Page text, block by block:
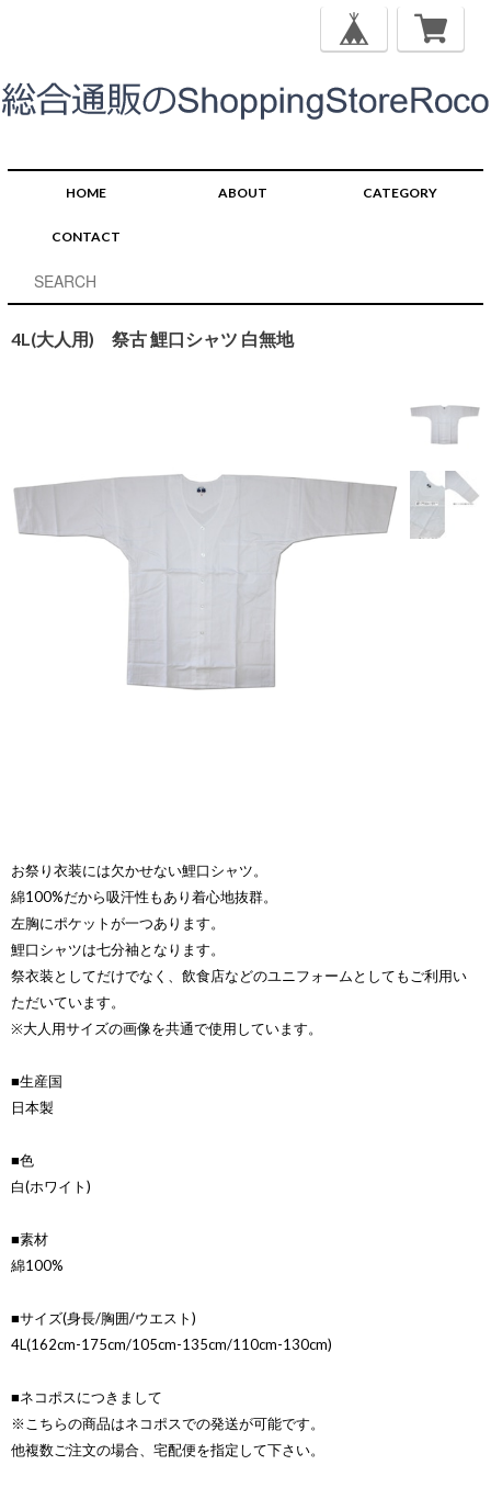
HOME ABOUT CATEGORY
CONTACT
4L(大人用) 祭古 鯉口シャツ 白無地
お祭り衣装には欠かせない鯉口シャツ。
綿100%だから吸汗性もあり着心地抜群。
左胸にポケットが一つあります。
鯉口シャツは七分袖となります。
祭衣装としてだけでなく、飲食店などのユニフォームとしてもご利用い
ただいています。
※大人用サイズの画像を共通で使用しています。
■生産国
日本製
■色
白(ホワイト)
■素材
綿100%
■サイズ(身長/胸囲/ウエスト)
4L(162cm-175cm/105cm-135cm/110cm-130cm)
■ネコポスにつきまして
※こちらの商品はネコポスでの発送が可能です。
他複数ご注文の場合、宅配便を指定して下さい。